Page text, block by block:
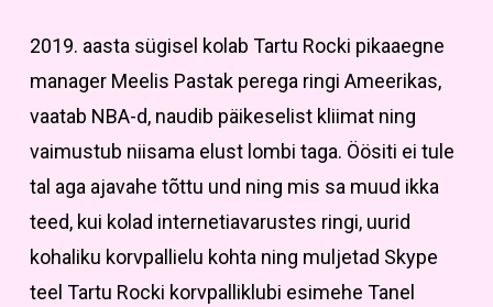
2019. aasta sügisel kolab Tartu Rocki pikaaegne
manager Meelis Pastak perega ringi Ameerikas,
vaatab NBA-d, naudib päikeselist kliimat ning
vaimustub niisama elust lombi taga. Öösiti ei tule
tal aga ajavahe tõttu und ning mis sa muud ikka
teed, kui kolad internetiavarustes ringi, uurid
kohaliku korvpallielu kohta ning muljetad Skype
teel Tartu Rocki korvpalliklubi esimehe Tanel